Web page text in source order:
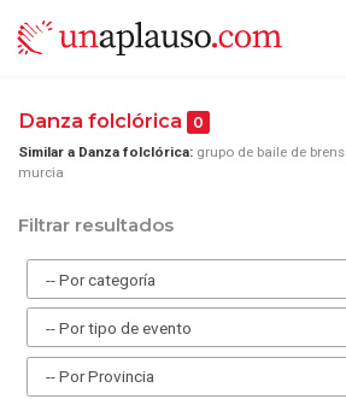
Danza folclórica 0
Similar a Danza folclórica: grupo de baile de brens
murcia
Filtrar resultados